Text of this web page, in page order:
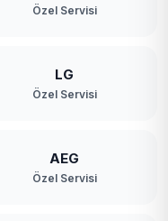
Özel Servisi
LG
Özel Servisi
AEG
Özel Servisi